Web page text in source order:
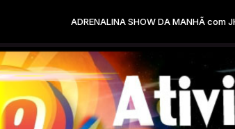
ADRENALINA SHOW DA MANHÃ com JHONATAS